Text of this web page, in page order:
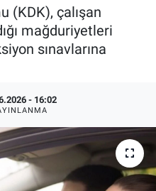
(KDK), çalışan
mağduriyetleri
sınavlarına
- 16:02